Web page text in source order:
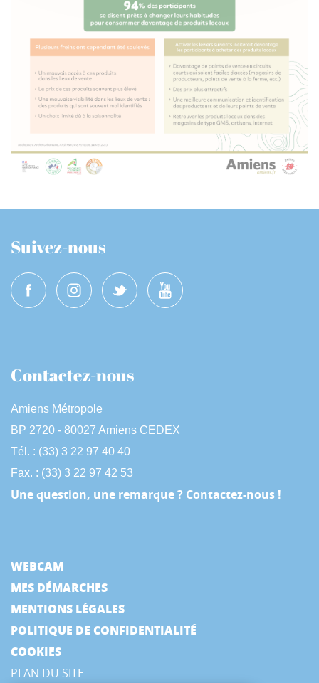
Suivez-nous
Contactez-nous
Amiens Métropole
BP 2720 - 80027 Amiens CEDEX
Tél. : (33) 3 22 97 40 40
Fax. : (33) 3 22 97 42 53
Une question, une remarque ? Contactez-nous !
WEBCAM
MES DÉMARCHES
MENTIONS LÉGALES
POLITIQUE DE CONFIDENTIALITÉ
COOKIES
PLAN DU SITE